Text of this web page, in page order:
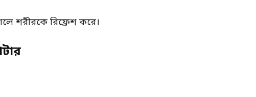
শরীরকে রিফ্রেশ করে।